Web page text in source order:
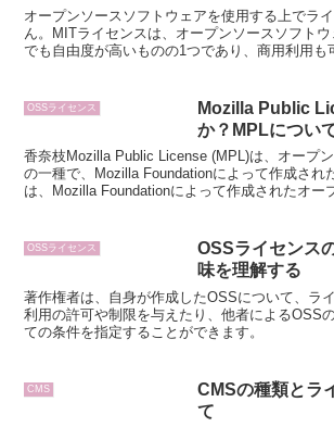
オープンソースソフトウェアを使用する上でラ
ん。MITライセンスは、オープンソースソフト
でも自由度が高いものの1つであり、商用利用も
プンソースソフトウェアを使用する際に役立て
OSSライセンス
Mozilla Public
か？MPLについ
香奈枝Mozilla Public License (MPL)は、オープ
の一種で、Mozilla Foundationによって作成され
は、Mozilla Foundationによって作成されたオー
OSSライセンス
OSSライセンス
味を理解する
著作権者は、自身が作成したOSSについて、ラ
利用の許可や制限を与えたり、他者によるOSS
ての条件を指定することができます。
CMS
CMSの種類とラ
て